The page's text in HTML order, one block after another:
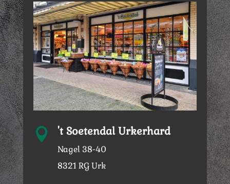
 't Soetendal Urkerhard
Nagel 38-40
8321 RG Urk